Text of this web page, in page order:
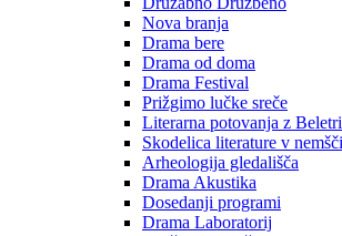
Nova branja
Drama bere
Drama od doma
Drama Festival
Prižgimo lučke sreče
Literarna potovanja z
Skodelica literature v
Arheologija gledališča
Drama Akustika
Dosedanji programi
Drama Laboratorij